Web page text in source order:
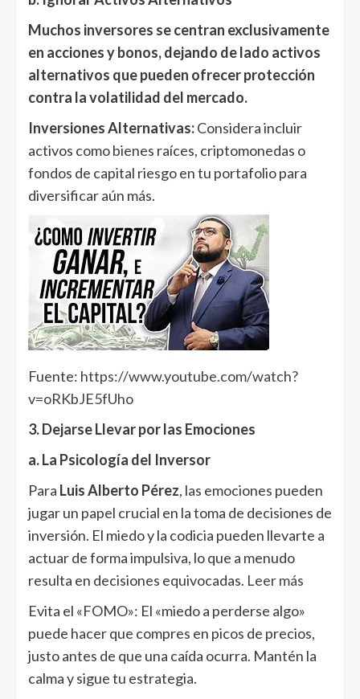
Muchos inversores se centran exclusivamente
en acciones y bonos, dejando de lado activos
alternativos que pueden ofrecer protección
contra la volatilidad del mercado.
Inversiones Alternativas:Considera incluir
activos como bienes raíces, criptomonedas o
fondos de capital riesgo en tu portafolio para
diversificar aún más.
Fuente: https://www.youtube.com/watch?
v=oRKbJE5fUho
3. Dejarse Llevar por las Emociones
a. La Psicología del Inversor
Para Luis Alberto Pérez, las emociones pueden
jugar un papel crucial en la toma de decisiones de
inversión. El miedo y la codicia pueden llevarte a
actuar de forma impulsiva, lo que a menudo
resulta en decisiones equivocadas. Leer más
Evita el «FOMO»: El «miedo a perderse algo»
puede hacer que compres en picos de precios,
justo antes de que una caída ocurra. Mantén la
calma y sigue tu estrategia.